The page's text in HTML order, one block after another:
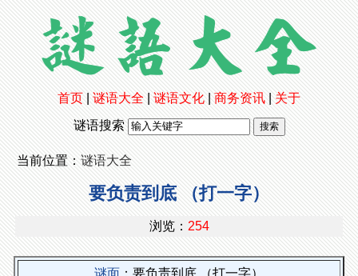
首页 谜语大全 谜语文化 商务资讯
关于
谜语搜索
当前位置： 谜语大全
要负责到底 （打一字）
浏览： 254
谜面 ：要负责到底 （打一字）